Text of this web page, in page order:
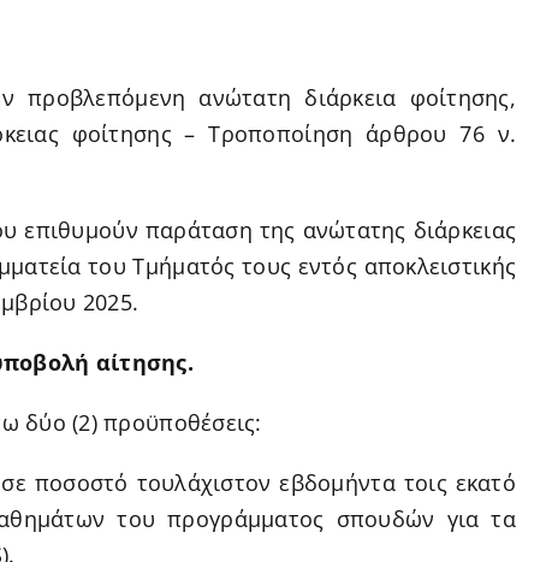
ανώτατη διάρκεια φοίτησης,
φοίτησης – Τροποποίηση άρθρου 76 ν.
επιθυμούν παράταση της ανώτατης διάρκειας
του Τμήματός τους εντός αποκλειστικής
2025.
αίτησης.
δύο (2) προϋποθέσεις:
ποσοστό τουλάχιστον εβδομήντα τοις εκατό
του προγράμματος σπουδών για τα